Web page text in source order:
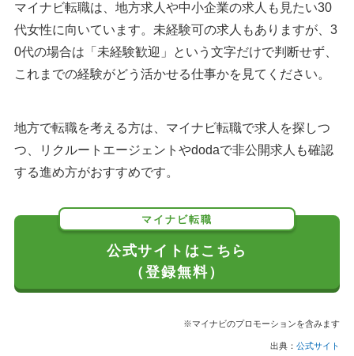
マイナビ転職は、地方求人や中小企業の求人も見たい30
代女性に向いています。未経験可の求人もありますが、3
0代の場合は「未経験歓迎」という文字だけで判断せず、
これまでの経験がどう活かせる仕事かを見てください。
地方で転職を考える方は、マイナビ転職で求人を探しつ
つ、リクルートエージェントやdodaで非公開求人も確認
する進め方がおすすめです。
マイナビ転職
公式サイトはこちら
（登録無料）
※マイナビのプロモーションを含みます
出典： 公式サイト